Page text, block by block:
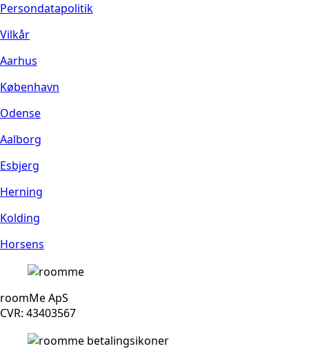
Persondatapolitik
Vilkår
Aarhus
København
Odense
Aalborg
Esbjerg
Herning
Kolding
Horsens
roomMe ApS
CVR: 43403567